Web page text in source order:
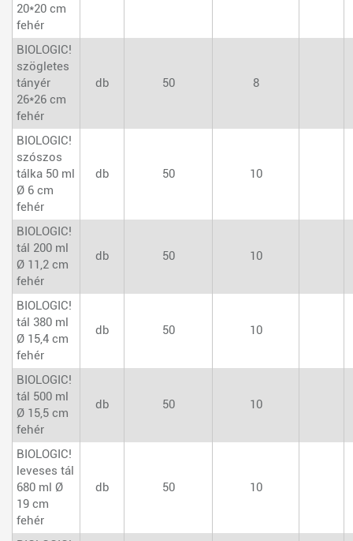
20*20 cm
fehér
BIOLOGIC!
szögletes
tányér
26*26 cm
fehér
db 50 8
BIOLOGIC!
szószos
tálka 50 ml
Ø 6 cm
fehér
db 50 10
BIOLOGIC!
tál 200 ml
Ø 11,2 cm
fehér
db 50 10
BIOLOGIC!
tál 380 ml
Ø 15,4 cm
fehér
db 50 10
BIOLOGIC!
tál 500 ml
Ø 15,5 cm
fehér
db 50 10
BIOLOGIC!
leveses tál
680 ml Ø
19 cm
fehér
db 50 10